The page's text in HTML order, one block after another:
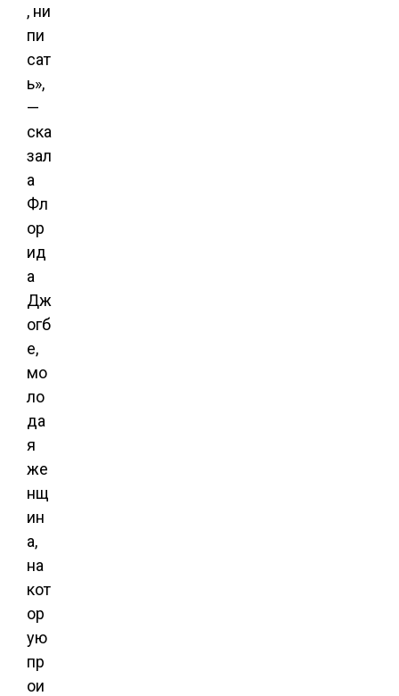
, ни
пи
сат
ь»,
—
ска
зал
а
Фл
ор
ид
а
Дж
огб
е,
мо
ло
да
я
же
нщ
ин
а,
на
кот
ор
ую
пр
ои